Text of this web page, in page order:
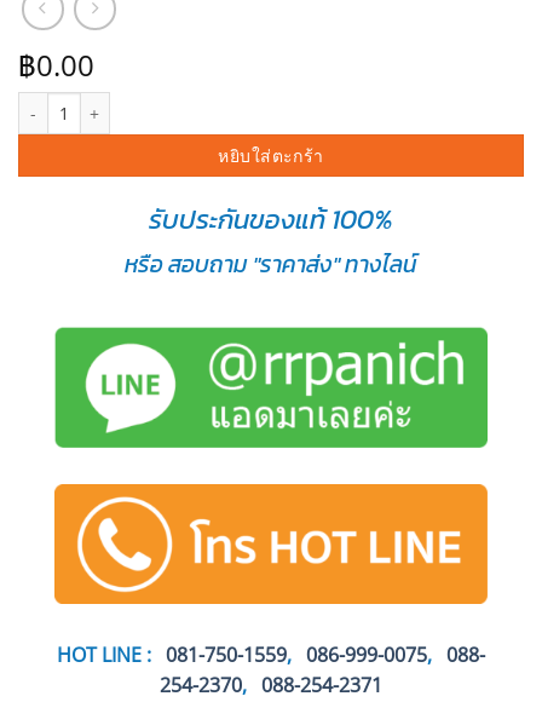
฿0.00
จำนวน ยางกันกระแทก ตัว D ขนาด 20 x 20 x 100 ซม. ชิ้น
หยิบใส่ตะกร้า
รับประกันของแท้ 100%
หรือ สอบถาม "ราคาส่ง" ทางไลน์
HOT LINE : 081-750-1559, 086-999-0075, 088-
254-2370, 088-254-2371